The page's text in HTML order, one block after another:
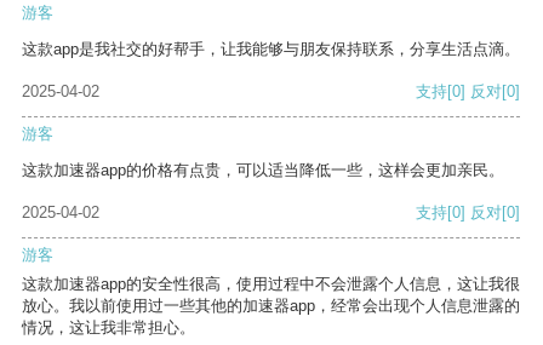
游客
这款app是我社交的好帮手，让我能够与朋友保持联系，分享生活点滴。
2025-04-02 支持[0] 反对[0]
游客
这款加速器app的价格有点贵，可以适当降低一些，这样会更加亲民。
2025-04-02 支持[0] 反对[0]
游客
这款加速器app的安全性很高，使用过程中不会泄露个人信息，这让我很
放心。我以前使用过一些其他的加速器app，经常会出现个人信息泄露的
情况，这让我非常担心。